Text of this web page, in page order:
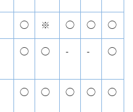
◯ ※ ◯ ◯ ◯
◯ ◯ - - ◯
◯ ◯ ◯ ◯ ◯